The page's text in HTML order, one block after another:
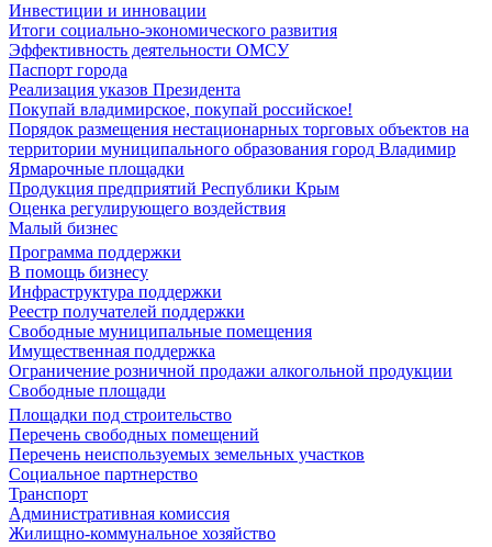
Инвестиции и инновации
Итоги социально-экономического развития
Эффективность деятельности ОМСУ
Паспорт города
Реализация указов Президента
Покупай владимирское, покупай российское!
Порядок размещения нестационарных торговых объектов на
территории муниципального образования город Владимир
Ярмарочные площадки
Продукция предприятий Республики Крым
Оценка регулирующего воздействия
Малый бизнес
Программа поддержки
В помощь бизнесу
Инфраструктура поддержки
Реестр получателей поддержки
Свободные муниципальные помещения
Имущественная поддержка
Ограничение розничной продажи алкогольной продукции
Свободные площади
Площадки под строительство
Перечень свободных помещений
Перечень неиспользуемых земельных участков
Социальное партнерство
Транспорт
Административная комиссия
Жилищно-коммунальное хозяйство